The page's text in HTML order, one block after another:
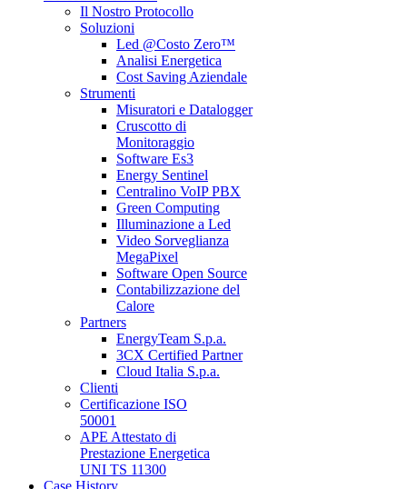
Il Nostro Protocollo
Soluzioni
Led @Costo Zero™
Analisi Energetica
Cost Saving Aziendale
Strumenti
Misuratori e Datalogger
Cruscotto di
Monitoraggio
Software Es3
Energy Sentinel
Centralino VoIP PBX
Green Computing
Illuminazione a Led
Video Sorveglianza
MegaPixel
Software Open Source
Contabilizzazione del
Calore
Partners
EnergyTeam S.p.a.
3CX Certified Partner
Cloud Italia S.p.a.
Clienti
Certificazione ISO
50001
APE Attestato di
Prestazione Energetica
UNI TS 11300
Case History